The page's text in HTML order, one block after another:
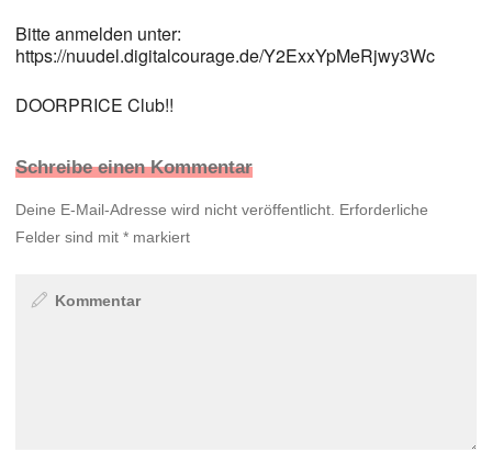
Bitte anmelden unter:
https://nuudel.digitalcourage.de/Y2ExxYpMeRjwy3Wc
DOORPRICE Club!!
Schreibe einen Kommentar
Deine E-Mail-Adresse wird nicht veröffentlicht. Erforderliche
Felder sind mit* markiert